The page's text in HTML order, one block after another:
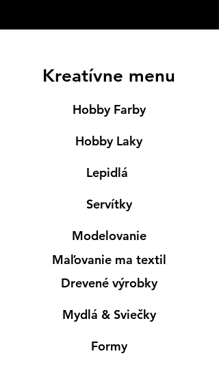
Kreatívne menu
Hobby Farby
Hobby Laky
Lepidlá
Servítky
Modelovanie
Maľovanie ma textil
Drevené výrobky
Mydlá & Sviečky
Formy